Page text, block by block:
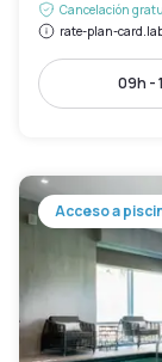
Cancelación
rate-plan-
09h -
Acceso a